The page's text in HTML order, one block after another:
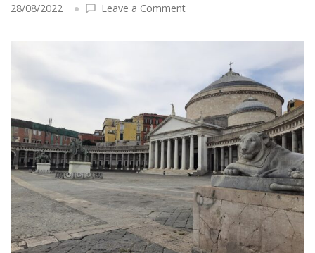
28/08/2022 Leave a Commenton
sposób